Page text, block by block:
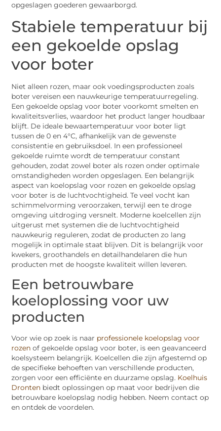
opgeslagen goederen gewaarborgd.
Stabiele temperatuur bij
een gekoelde opslag
voor boter
Niet alleen rozen, maar ook voedingsproducten zoals
boter vereisen een nauwkeurige temperatuurregeling.
Een gekoelde opslag voor boter voorkomt smelten en
kwaliteitsverlies, waardoor het product langer houdbaar
blijft. De ideale bewaartemperatuur voor boter ligt
tussen de 0 en 4°C, afhankelijk van de gewenste
consistentie en gebruiksdoel. In een professioneel
gekoelde ruimte wordt de temperatuur constant
gehouden, zodat zowel boter als rozen onder optimale
omstandigheden worden opgeslagen. Een belangrijk
aspect van koelopslag voor rozen en gekoelde opslag
voor boter is de luchtvochtigheid. Te veel vocht kan
schimmelvorming veroorzaken, terwijl een te droge
omgeving uitdroging versnelt. Moderne koelcellen zijn
uitgerust met systemen die de luchtvochtigheid
nauwkeurig reguleren, zodat de producten zo lang
mogelijk in optimale staat blijven. Dit is belangrijk voor
kwekers, groothandels en detailhandelaren die hun
producten met de hoogste kwaliteit willen leveren.
Een betrouwbare
koeloplossing voor uw
producten
Voor wie op zoek is naar professionele koelopslag voor
rozen of gekoelde opslag voor boter, is een geavanceerd
koelsysteem belangrijk. Koelcellen die zijn afgestemd op
de specifieke behoeften van verschillende producten,
zorgen voor een efficiënte en duurzame opslag. Koelhuis
Dronten biedt oplossingen op maat voor bedrijven die
betrouwbare koelopslag nodig hebben. Neem contact op
en ontdek de voordelen.